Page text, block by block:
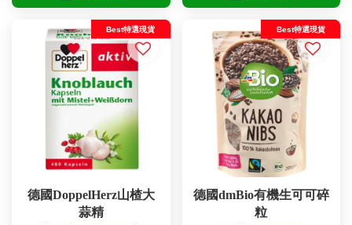
Best特選現貨
德國DoppelHerz山楂大
蒜精
Best特選現貨
德國dmBio有機生可可碎
粒